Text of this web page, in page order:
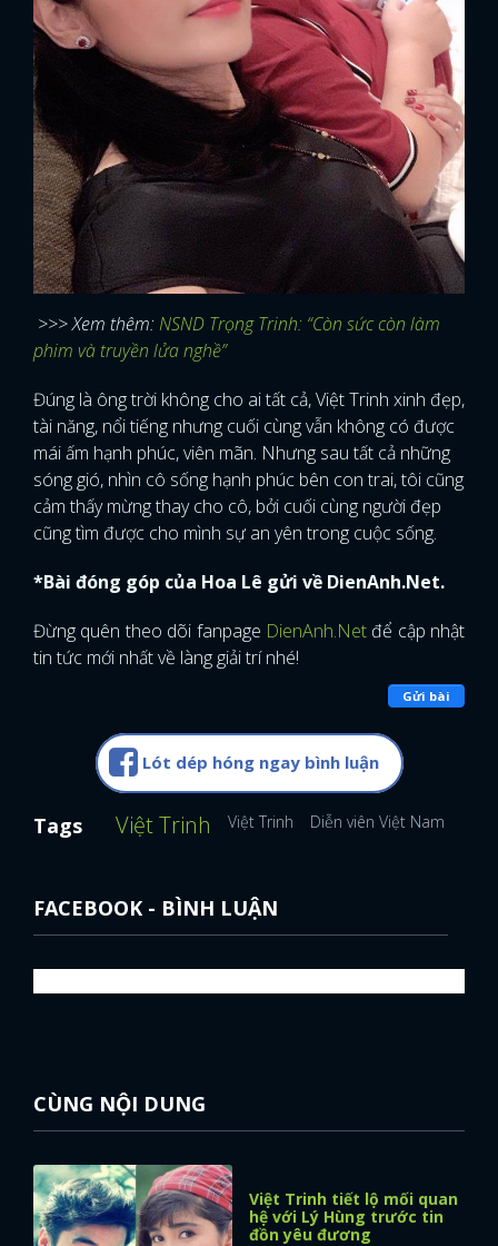
>>> Xem thêm:NSND Trọng Trinh: “Còn sức còn làm
phim và truyền lửa nghề”
Đúng là ông trời không cho ai tất cả, Việt Trinh xinh đẹp,
tài năng, nổi tiếng nhưng cuối cùng vẫn không có được
mái ấm hạnh phúc, viên mãn. Nhưng sau tất cả những
sóng gió, nhìn cô sống hạnh phúc bên con trai, tôi cũng
cảm thấy mừng thay cho cô, bởi cuối cùng người đẹp
cũng tìm được cho mình sự an yên trong cuộc sống.
*Bài đóng góp của Hoa Lê gửi về DienAnh.Net.
Đừng quên theo dõi fanpage DienAnh.Net để cập nhật
tin tức mới nhất về làng giải trí nhé!
Gửi bài
Lót dép hóng ngay bình luận
Tags Việt Trinh Việt Trinh Diễn viên Việt Nam
FACEBOOK - BÌNH LUẬN
CÙNG NỘI DUNG
Việt Trinh tiết lộ mối quan
hệ với Lý Hùng trước tin
đồn yêu đương